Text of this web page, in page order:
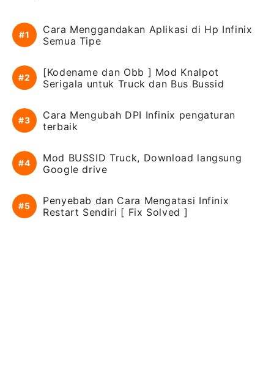
Cara Menggandakan Aplikasi di Hp Infinix
Semua Tipe
[Kodename dan Obb ] Mod Knalpot
Serigala untuk Truck dan Bus Bussid
Cara Mengubah DPI Infinix pengaturan
terbaik
Mod BUSSID Truck, Download langsung
Google drive
Penyebab dan Cara Mengatasi Infinix
Restart Sendiri [ Fix Solved ]